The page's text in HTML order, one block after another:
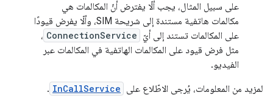
على سبيل المثال، يجب ألّا يفترض أنّ المكالمات هي
مكالمات هاتفية مستندة إلى شريحة SIM، وألّا يفرض قيودًا
على المكالمات تستند إلى أيّ ConnectionService ،
مثل فرض قيود على المكالمات الهاتفية في المكالمات عبر
الفيديو.
لمزيد من المعلومات، يُرجى الاطّلاع على InCallService
.